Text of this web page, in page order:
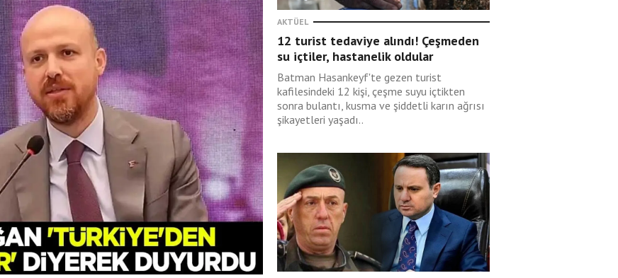
AKTÜEL
12 turist tedaviye alındı! Çeşmeden
su içtiler, hastanelik oldular
Batman Hasankeyf'te gezen turist
kafilesindeki 12 kişi, çeşme suyu içtikten
sonra bulantı, kusma ve şiddetli karın ağrısı
şikayetleri yaşadı..